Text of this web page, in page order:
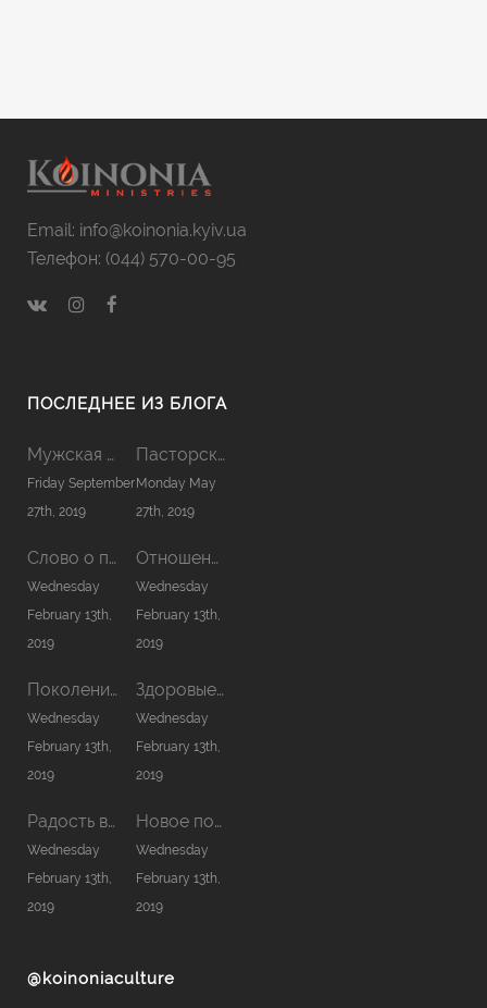
Email: info@koinonia.kyiv.ua
Телефон: (044) 570-00-95
ПОСЛЕДНЕЕ ИЗ БЛОГА
Мужская Койнония 2019
Friday September
27th, 2019
Пасторская Койнония 2019
Monday May
27th, 2019
Слово о причастии
Wednesday
February 13th,
2019
Отношения в семье
Wednesday
February 13th,
2019
Поколение нового сезона
Wednesday
February 13th,
2019
Здоровые отношения с Богом
Wednesday
February 13th,
2019
Радость в Господе — сила моя
Wednesday
February 13th,
2019
Новое помазание
Wednesday
February 13th,
2019
@koinoniaculture